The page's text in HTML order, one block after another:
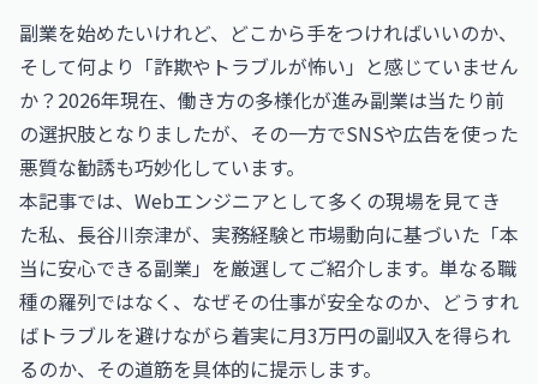
副業を始めたいけれど、どこから手をつければいいのか、
そして何より「詐欺やトラブルが怖い」と感じていません
か？2026年現在、働き方の多様化が進み副業は当たり前
の選択肢となりましたが、その一方でSNSや広告を使った
悪質な勧誘も巧妙化しています。
本記事では、Webエンジニアとして多くの現場を見てき
た私、長谷川奈津が、実務経験と市場動向に基づいた「本
当に安心できる副業」を厳選してご紹介します。単なる職
種の羅列ではなく、なぜその仕事が安全なのか、どうすれ
ばトラブルを避けながら着実に月3万円の副収入を得られ
るのか、その道筋を具体的に提示します。